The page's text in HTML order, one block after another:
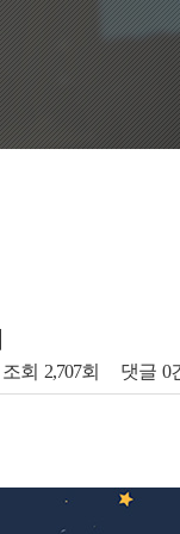
조회 2,707회 댓글 0